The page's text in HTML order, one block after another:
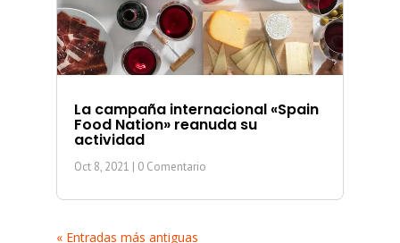
La campaña internacional «Spain
Food Nation» reanuda su
actividad
Oct 8, 2021 | 0 Comentario
« Entradas más antiguas